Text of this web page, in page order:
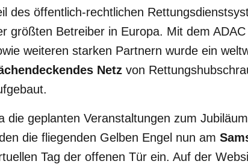
des öffentlich-rechtlichen
größten Betreiber in Europa. Mit dem
weiteren starken Partnern wurde ein
Netz von
die geplanten Veranstaltungen zum
die fliegenden Gelben Engel nun am
Tag der offenen Tür ein. Auf der